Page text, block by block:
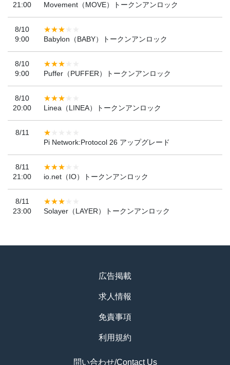
21:00
Movement（MOVE）トークンアンロック
8/10
9:00
Babylon（BABY）トークンアンロック
8/10
9:00
Puffer（PUFFER）トークンアンロック
8/10
20:00
Linea（LINEA）トークンアンロック
8/11
Pi Network:Protocol 26 アップグレード
8/11
21:00
io.net（IO）トークンアンロック
8/11
23:00
Solayer（LAYER）トークンアンロック
広告掲載
求人情報
免責事項
利用規約
問い合わせ/Contact Us